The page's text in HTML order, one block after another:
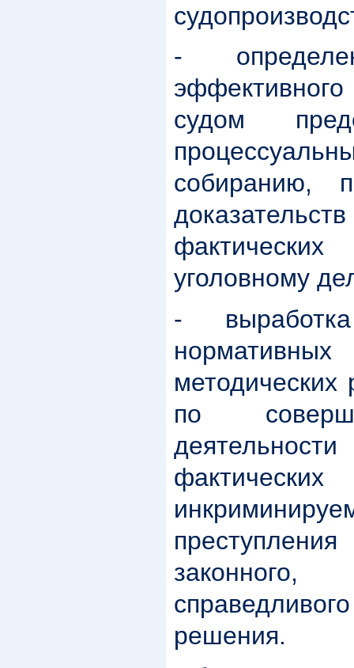
-
судом
собиранию,
уголовному
- выработка
по
законного,
решения.